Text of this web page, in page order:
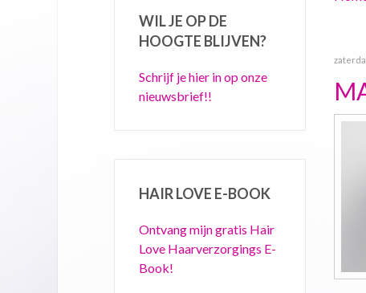
WIL JE OP DE
HOOGTE BLIJVEN?
Schrijf je hier in op onze
nieuwsbrief!!
HAIR LOVE E-BOOK
Ontvang mijn gratis Hair
Love Haarverzorgings E-
Book!